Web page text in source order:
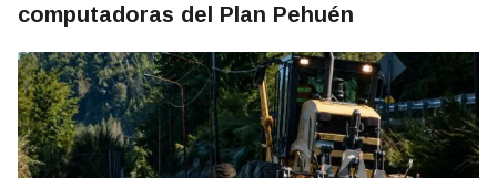
computadoras del Plan Pehuén